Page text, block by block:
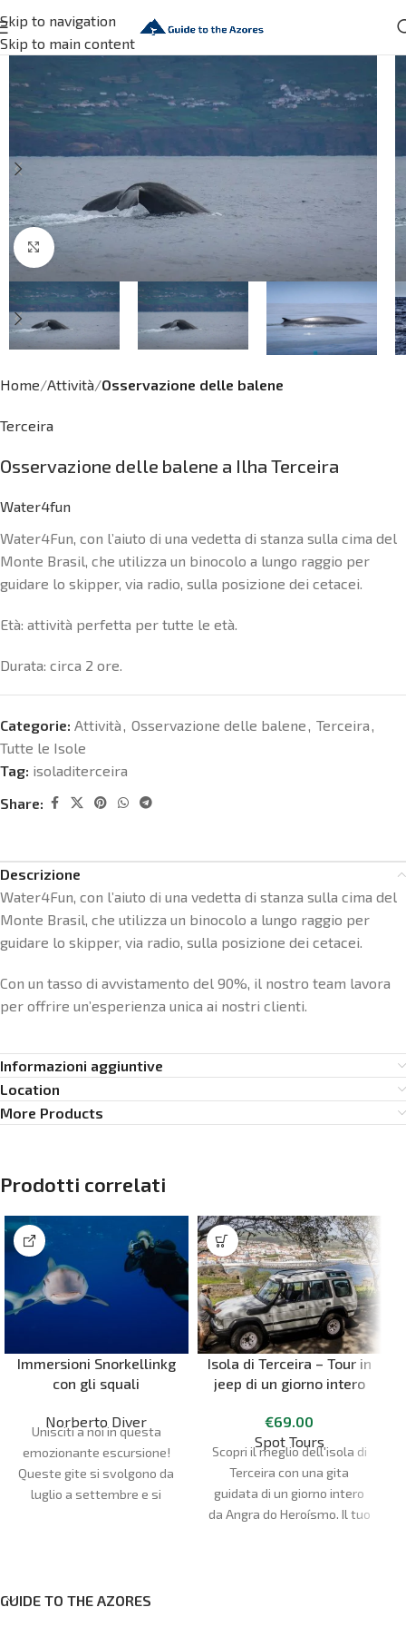
Skip to navigation
Skip to main content
Click to enlarge
Home Attività Osservazione delle balene
Terceira
Osservazione delle balene a Ilha Terceira
Water4fun
Water4Fun, con l’aiuto di una vedetta di stanza sulla cima del
Monte Brasil, che utilizza un binocolo a lungo raggio per
guidare lo skipper, via radio, sulla posizione dei cetacei.
Età: attività perfetta per tutte le età.
Durata: circa 2 ore.
Categorie: Attività, Osservazione delle balene, Terceira,
Tutte le Isole
Tag: isoladiterceira
Share:
Descrizione
Water4Fun, con l’aiuto di una vedetta di stanza sulla cima del
Monte Brasil, che utilizza un binocolo a lungo raggio per
guidare lo skipper, via radio, sulla posizione dei cetacei.
Con un tasso di avvistamento del 90%, il nostro team lavora
per offrire un’esperienza unica ai nostri clienti.
Informazioni aggiuntive
Location
More Products
Prodotti correlati
Immersioni Snorkellinkg
con gli squali
Norberto Diver
Unisciti a noi in questa
emozionante escursione!
Queste gite si svolgono da
luglio a settembre e si
In questo viaggio avrai
Isola di Terceira – Tour in
jeep di un giorno intero
€69.00
Spot Tours
Scopri il meglio dell'isola di
Terceira con una gita
guidata di un giorno intero
da Angra do Heroísmo. Il tuo
GUIDE TO THE AZORES